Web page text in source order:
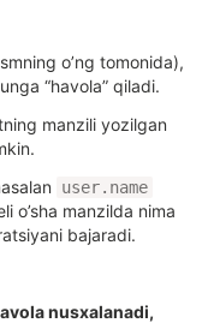
o’ng tomonida),
“havola” qiladi.
manzili yozilgan
user.name
o’sha manzilda nima
bajaradi.
nusxalanadi,